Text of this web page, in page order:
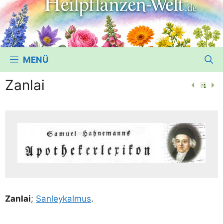
MENÜ
Zanlai
Zan­lai; San­ley­kal­mus.